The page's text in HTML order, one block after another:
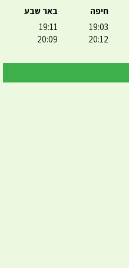
חיפה
19:03
20:12
באר שבע
19:11
20:09